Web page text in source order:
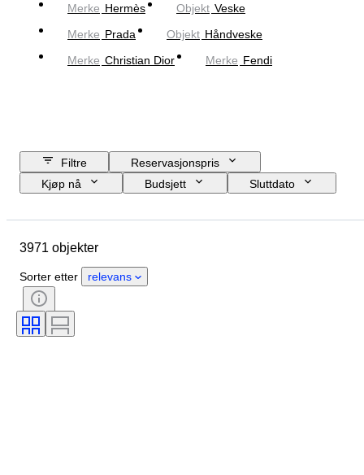
Merke Hermès Objekt Veske
Merke Prada Objekt Håndveske
Merke Christian Dior Merke Fendi
Filtre
Reservasjonspris
Kjøp nå
Budsjett
Sluttdato
Opprinnelsesland
Tilstand
Farge
Tilbehør inkludert
Mønster
Æra
3971 objekter
Sorter etter relevans